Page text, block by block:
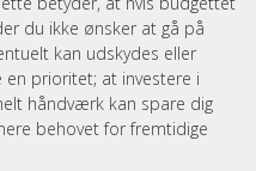
du ikke ønsker at gå på
kan udskydes eller
prioritet; at investere i
håndværk kan spare dig
behovet for fremtidige